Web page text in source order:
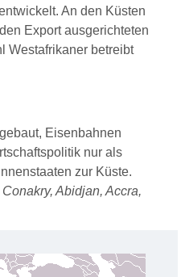
An den Küsten
Export ausgerichteten
Westafrikaner betreibt
Eisenbahnen
nur als
zur Küste.
Conakry, Abidjan, Accra,